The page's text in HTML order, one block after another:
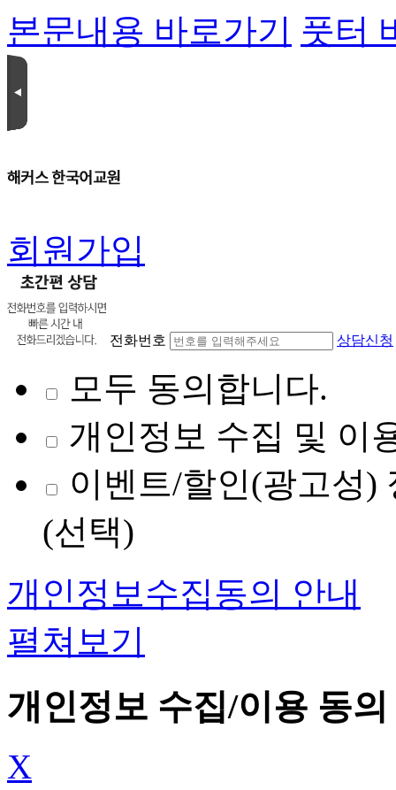
본문내용 바로가기 풋터
회원가입
전화번호 상담신청
모두 동의합니다.
개인정보 수집 및 이
이벤트/할인(광고성)
(선택)
개인정보수집동의 안내
펼쳐보기
개인정보 수집/이용 동
X